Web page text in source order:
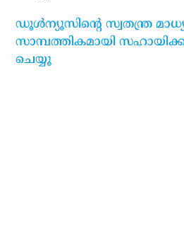
ഡൂള്‍ന്യൂസിന്റെ സ്വതന്ത്ര
സാമ്പത്തികമായി
ചെയ്യൂ